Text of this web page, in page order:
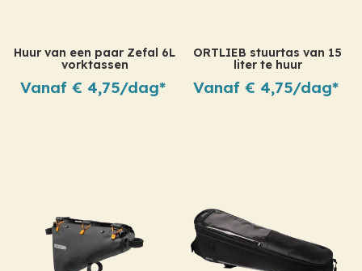
Huur van een paar Zefal 6L
vorktassen
Vanaf € 4,75/dag*
ORTLIEB stuurtas van 15
liter te huur
Vanaf € 4,75/dag*